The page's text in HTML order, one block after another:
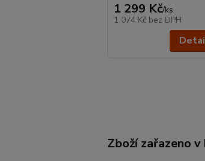
1 299 Kč/ks
1 074 Kč bez DPH
Zboží zařazeno